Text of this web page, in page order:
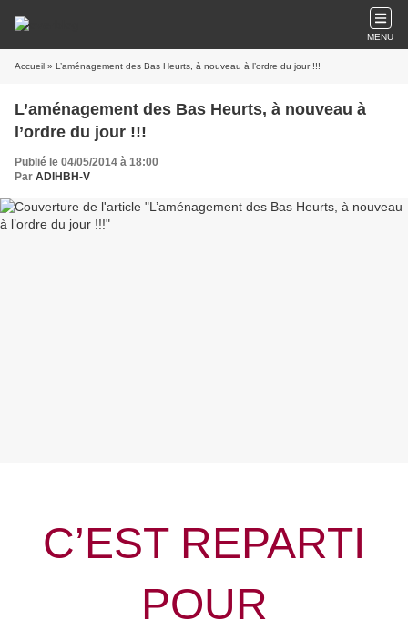
MENU
Accueil » L’aménagement des Bas Heurts, à nouveau à l’ordre du jour !!!
L’aménagement des Bas Heurts, à nouveau à
l’ordre du jour !!!
Publié le 04/05/2014 à 18:00
Par ADIHBH-V
C’EST REPARTI
POUR